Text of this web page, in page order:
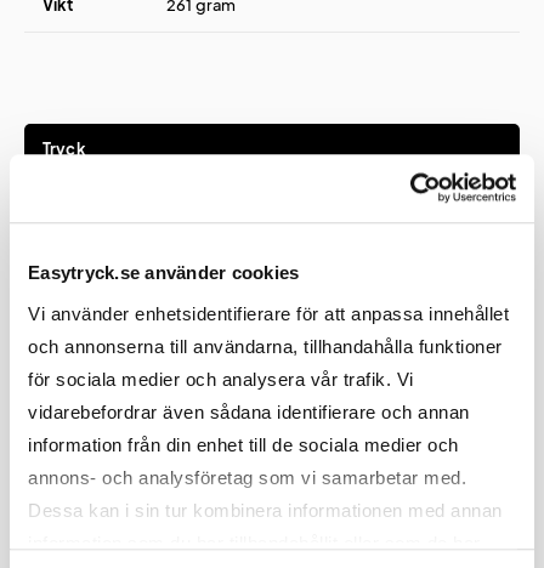
Easytryck.se använder cookies
Vi använder enhetsidentifierare för att anpassa innehållet
och annonserna till användarna, tillhandahålla funktioner
för sociala medier och analysera vår trafik. Vi
vidarebefordrar även sådana identifierare och annan
information från din enhet till de sociala medier och
annons- och analysföretag som vi samarbetar med.
Dessa kan i sin tur kombinera informationen med annan
Vikt 261 gram
Tryck
Graveringsyta 30x100 mm
Certifikat / Garantier